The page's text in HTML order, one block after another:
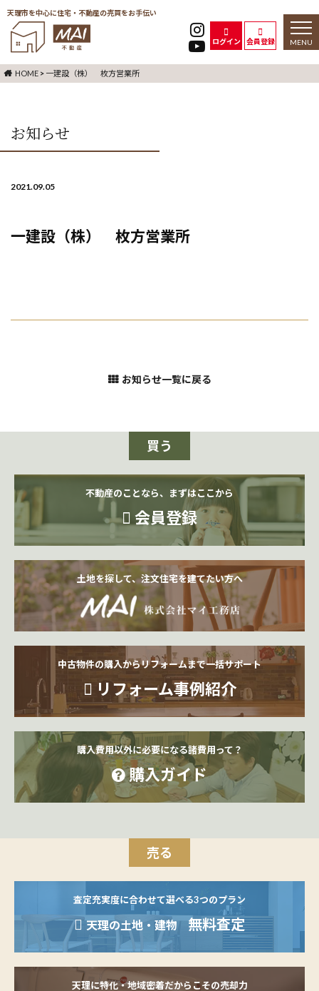
天理市を中心に住宅・不動産の売買をお手伝い
ログイン 会員登録
toggle
HOME > 一建設（株） 枚方営業所
お知らせ
2021.09.05
一建設（株） 枚方営業所
お知らせ一覧に戻る
買う
不動産のことなら、まずはここから
会員登録
土地を探して、注文住宅を建てたい方へ
中古物件の購入からリフォームまで一括サポート
リフォーム事例紹介
購入費用以外に必要になる諸費用って？
購入ガイド
売る
査定充実度に合わせて選べる3つのプラン
天理の土地・建物 無料査定
天理に特化・地域密着だからこその売却力